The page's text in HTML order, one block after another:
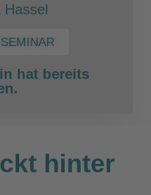
Hassel
hat bereits
hinter